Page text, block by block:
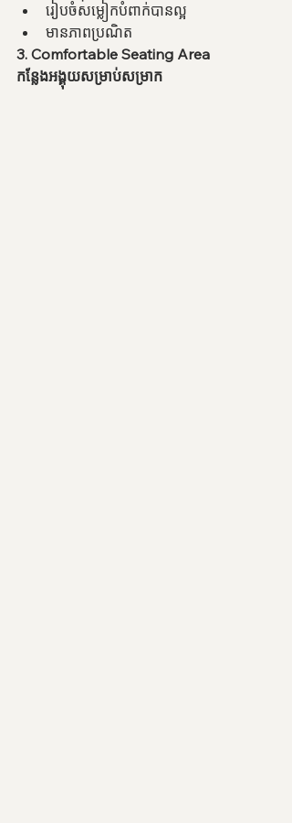
រៀបចំសម្លៀកបំពាក់បានល្អ
មានភាពប្រណិត
3. Comfortable Seating Area
កន្លែងអង្គុយសម្រាប់សម្រាក